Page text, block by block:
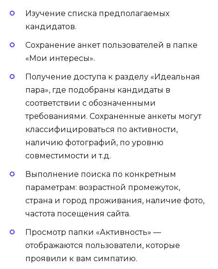
Изучение списка предполагаемых
кандидатов.
Сохранение анкет пользователей в папке
«Мои интересы».
Получение доступа к разделу «Идеальная
пара», где подобраны кандидаты в
соответствии с обозначенными
требованиями. Сохраненные анкеты могут
классифицироваться по активности,
наличию фотографий, по уровню
совместимости и т.д.
Выполнение поиска по конкретным
параметрам: возрастной промежуток,
страна и город проживания, наличие фото,
частота посещения сайта.
Просмотр папки «Активность» —
отображаются пользователи, которые
проявили к вам симпатию.